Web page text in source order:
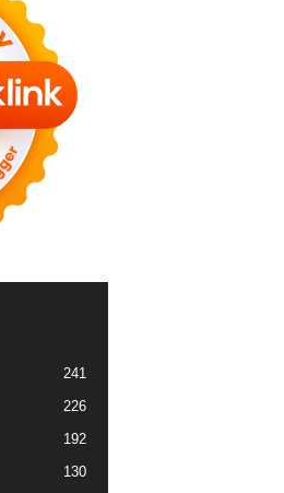
241
226
192
130